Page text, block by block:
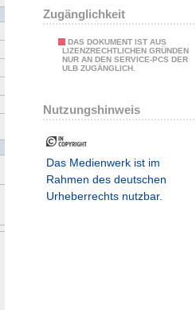
Zugänglichkeit
DAS DOKUMENT IST AUS
LIZENZRECHTLICHEN GRÜNDEN
NUR AN DEN SERVICE-PCS DER
ULB ZUGÄNGLICH.
Nutzungshinweis
Das Medienwerk ist im
Rahmen des deutschen
Urheberrechts nutzbar.